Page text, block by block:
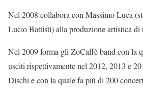
Nel 2008 collabora con Massimo Luca
Lucio Battisti) alla produzione artistica di
Nel 2009 forma gli ZoCaffè band con la
usciti rispettivamente nel 2012, 2013 e
Dischi e con la quale fa più di 200